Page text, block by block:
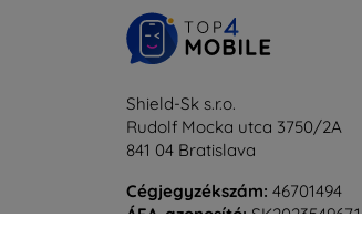
Shield-Sk s.r.o.
Rudolf Mocka utca 3750/2A
841 04 Bratislava
Cégjegyzékszám: 46701494
ÁFA-azonosító:SK2023549671